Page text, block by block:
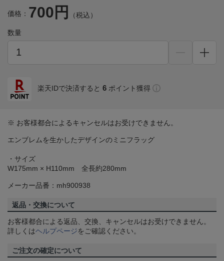
価格： 700円 （税込）
数量
楽天IDで決済すると 6 ポイント獲得
※ お客様都合によるキャンセルはお受けできません。
エンブレムを生かしたデザインのミニフラッグ
・サイズ
W175mm × H110mm 全長約280mm
メーカー品番：mh900938
返品・交換について
お客様都合による返品、交換、キャンセルはお受けできません。
詳しくはヘルプページをご確認ください。
ご注文の確定について